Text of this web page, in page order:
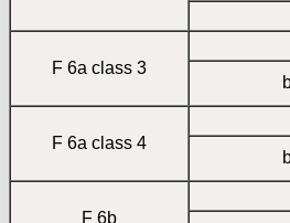
F 6a class 3
F 6a class 4
F 6b